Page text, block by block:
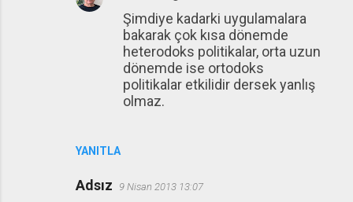
YANITLA
Şimdiye kadarki uygulamalara
bakarak çok kısa dönemde
heterodoks politikalar, orta uzun
dönemde ise ortodoks
politikalar etkilidir dersek yanlış
olmaz.
Adsız 9 Nisan 2013 13:07